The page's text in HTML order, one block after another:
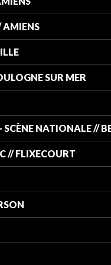
AMIENS
SUR MER
SCÈNE NATIONALE //
// FLIXECOURT